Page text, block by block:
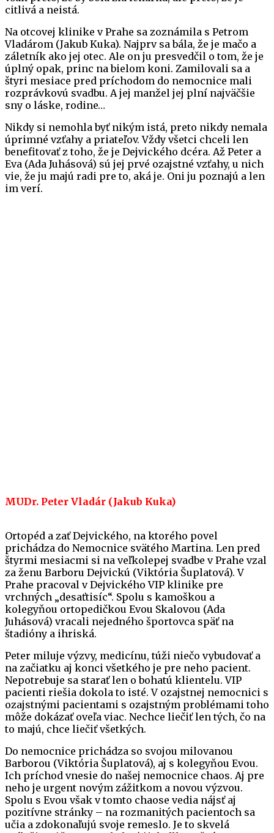
citlivá a neistá.
Na otcovej klinike v Prahe sa zoznámila s Petrom
Vladárom (Jakub Kuka). Najprv sa bála, že je mačo a
záletník ako jej otec. Ale on ju presvedčil o tom, že je
úplný opak, princ na bielom koni. Zamilovali sa a
štyri mesiace pred príchodom do nemocnice mali
rozprávkovú svadbu. A jej manžel jej plní najväčšie
sny o láske, rodine…
Nikdy si nemohla byť nikým istá, preto nikdy nemala
úprimné vzťahy a priateľov. Vždy všetci chceli len
benefitovať z toho, že je Dejvického dcéra. Až Peter a
Eva (Ada Juhásová) sú jej prvé ozajstné vzťahy, u nich
vie, že ju majú radi pre to, aká je. Oni ju poznajú a len
im verí.
MUDr. Peter Vladár (Jakub Kuka)
Ortopéd a zať Dejvického, na ktorého povel
prichádza do Nemocnice svätého Martina. Len pred
štyrmi mesiacmi si na veľkolepej svadbe v Prahe vzal
za ženu Barboru Dejvickú (Viktória Šuplatová). V
Prahe pracoval v Dejvického VIP klinike pre
vrchných „desaťtisíc“. Spolu s kamoškou a
kolegyňou ortopedičkou Evou Skalovou (Ada
Juhásová) vracali nejedného športovca späť na
štadióny a ihriská.
Peter miluje výzvy, medicínu, túži niečo vybudovať a
na začiatku aj konci všetkého je pre neho pacient.
Nepotrebuje sa starať len o bohatú klientelu. VIP
pacienti riešia dokola to isté. V ozajstnej nemocnici s
ozajstnými pacientami s ozajstným problémami toho
môže dokázať oveľa viac. Nechce liečiť len tých, čo na
to majú, chce liečiť všetkých.
Do nemocnice prichádza so svojou milovanou
Barborou (Viktória Šuplatová), aj s kolegyňou Evou.
Ich príchod vnesie do našej nemocnice chaos. Aj pre
neho je urgent novým zážitkom a novou výzvou.
Spolu s Evou však v tomto chaose vedia nájsť aj
pozitívne stránky – na rozmanitých pacientoch sa
učia a zdokonaľujú svoje remeslo. Je to skvelá